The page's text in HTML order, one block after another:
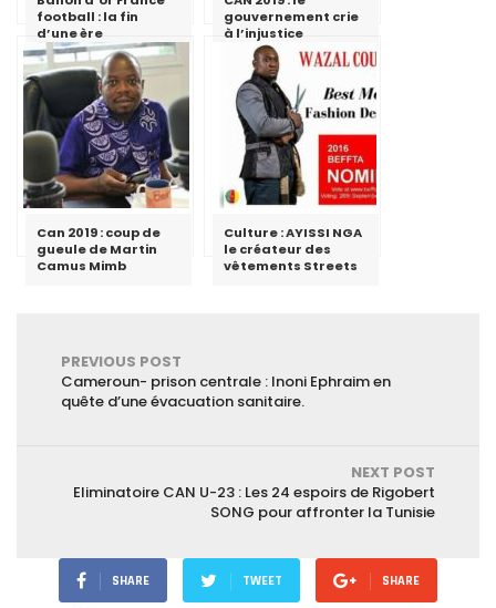
football : la fin
d’une ère
gouvernement crie
à l’injustice
Can 2019 : coup de
gueule de Martin
Camus Mimb
Culture : AYISSI NGA
le créateur des
vêtements Streets
PREVIOUS POST
Cameroun- prison centrale : Inoni Ephraim en
quête d’une évacuation sanitaire.
NEXT POST
Eliminatoire CAN U-23 : Les 24 espoirs de Rigobert
SONG pour affronter la Tunisie
SHARE TWEET SHARE